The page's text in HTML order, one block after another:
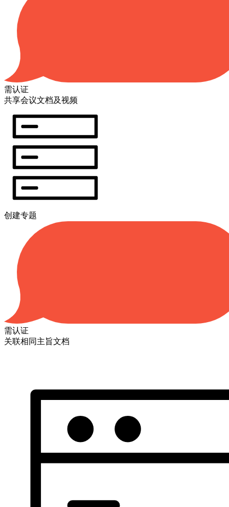
需认证
共享会议文档及视频
创建专题
需认证
关联相同主旨文档